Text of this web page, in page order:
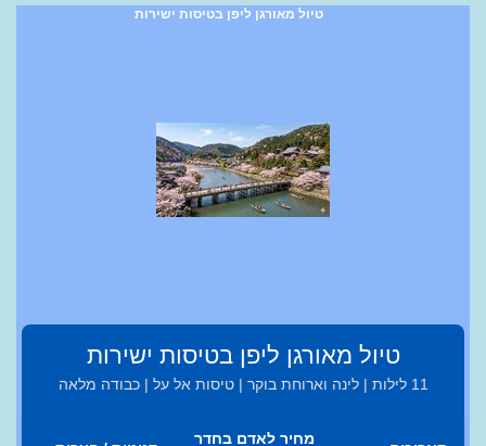
טיול מאורגן ליפן בטיסות ישירות
טיול מאורגן ליפן בטיסות ישירות
11 לילות | לינה וארוחת בוקר | טיסות אל על | כבודה מלאה
מחיר לאדם בחדר